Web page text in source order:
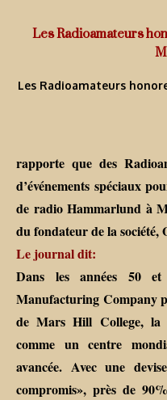
Les Radioamateurs
Les Radioamateurs
rapporte que des
d’événements spéciaux
de radio Hammarlund à
du fondateur de la
Le journal dit:
Dans les années 50
Manufacturing Company
de Mars Hill College, la
comme un centre
avancée. Avec une
compromis», près de